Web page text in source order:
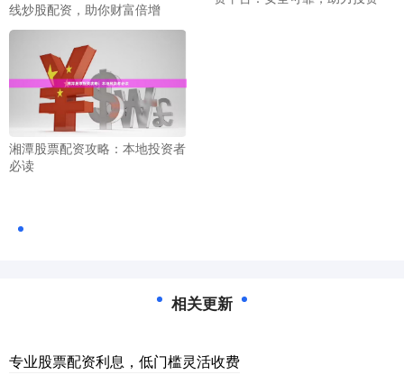
线炒股配资，助你财富倍增
湘潭股票配资攻略：本地投资者
必读
相关更新
专业股票配资利息，低门槛灵活收费